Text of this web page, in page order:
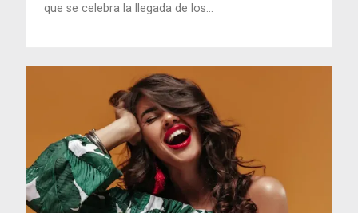
que se celebra la llegada de los...